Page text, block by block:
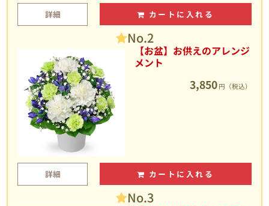
詳細 カートに入れる
No.2
【お盆】お供えのアレンジ
メント
3,850 円（税込）
詳細 カートに入れる
No.3